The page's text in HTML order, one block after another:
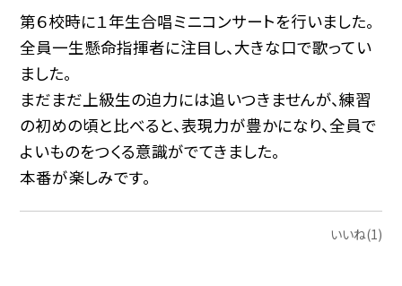
第６校時に１年生合唱ミニコンサートを行いました。
全員一生懸命指揮者に注目し、大きな口で歌ってい
ました。
まだまだ上級生の迫力には追いつきませんが、練習
の初めの頃と比べると、表現力が豊かになり、全員で
よいものをつくる意識がでてきました。
本番が楽しみです。
いいね(1)